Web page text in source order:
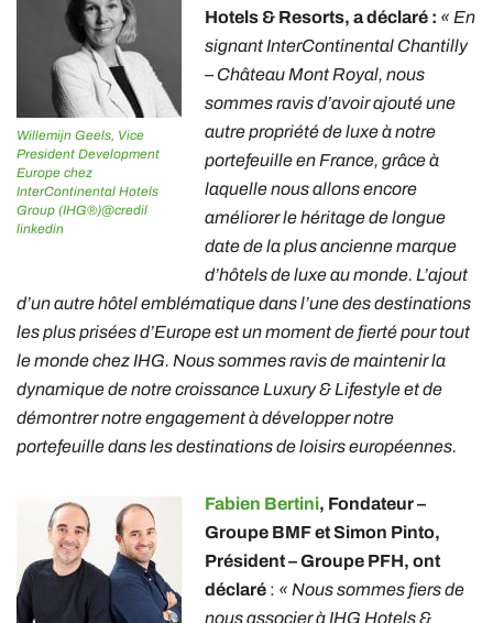
Willemijn Geels, Vice
President Development
Europe chez
InterContinental Hotels
Group (IHG®)@credil
linkedin
Hotels & Resorts, a déclaré : « En
signant InterContinental Chantilly
– Château Mont Royal, nous
sommes ravis d’avoir ajouté une
autre propriété de luxe à notre
portefeuille en France, grâce à
laquelle nous allons encore
améliorer le héritage de longue
date de la plus ancienne marque
d’hôtels de luxe au monde. L’ajout
d’un autre hôtel emblématique dans l’une des destinations
les plus prisées d’Europe est un moment de fierté pour tout
le monde chez IHG. Nous sommes ravis de maintenir la
dynamique de notre croissance Luxury & Lifestyle et de
démontrer notre engagement à développer notre
portefeuille dans les destinations de loisirs européennes.
Fabien Bertini, Fondateur –
Groupe BMF et Simon Pinto,
Président – ​​Groupe PFH, ont
déclaré : « Nous sommes fiers de
nous associer à IHG Hotels &